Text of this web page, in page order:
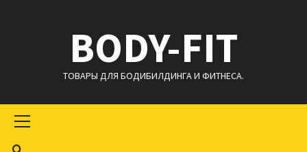
BODY-FIT
ТОВАРЫ ДЛЯ БОДИБИЛДИНГА И ФИТНЕСА.
меню